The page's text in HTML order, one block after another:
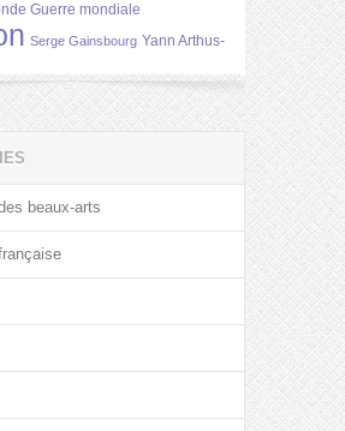
Guerre mondiale
Serge Gainsbourg Yann Arthus-
beaux-arts